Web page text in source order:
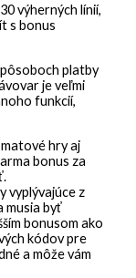
výherných línií,
s bonus
platby
je veľmi
funkcií,
hry aj
bonus za
vyplývajúce z
musia byť
bonusom ako
kódov pre
a môže vám